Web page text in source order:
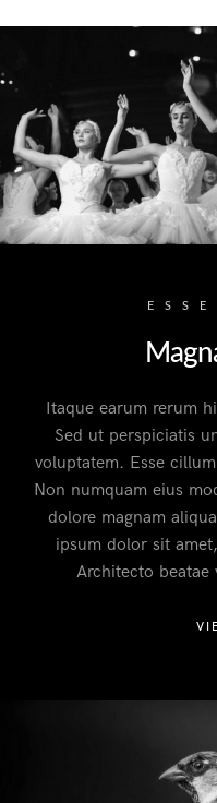
Itaque earum rerum
Sed ut perspiciatis
voluptatem. Esse
Non numquam eius
dolore magnam
ipsum dolor sit
Architecto beatae